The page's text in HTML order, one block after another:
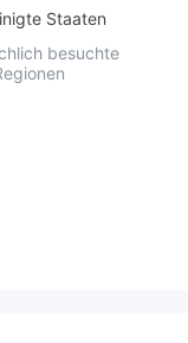
Staaten
besuchte